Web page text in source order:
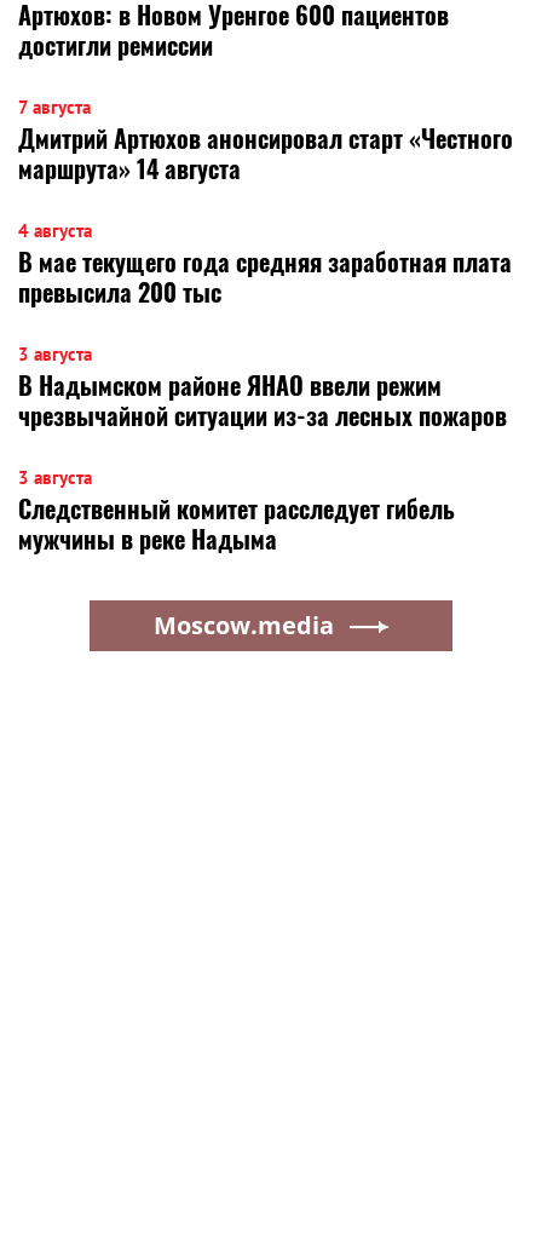
Артюхов: в Новом Уренгое 600 пациентов
достигли ремиссии
7 августа
Дмитрий Артюхов анонсировал старт «Честного
маршрута» 14 августа
4 августа
В мае текущего года средняя заработная плата
превысила 200 тыс
3 августа
В Надымском районе ЯНАО ввели режим
чрезвычайной ситуации из-за лесных пожаров
3 августа
Следственный комитет расследует гибель
мужчины в реке Надыма
Moscow.media